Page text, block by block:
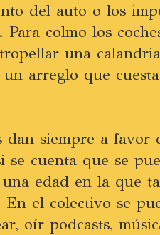
del auto o los
colmo los
una
arreglo que
dan siempre a favor
se cuenta que se
edad en la que
En el colectivo se
oír podcasts,